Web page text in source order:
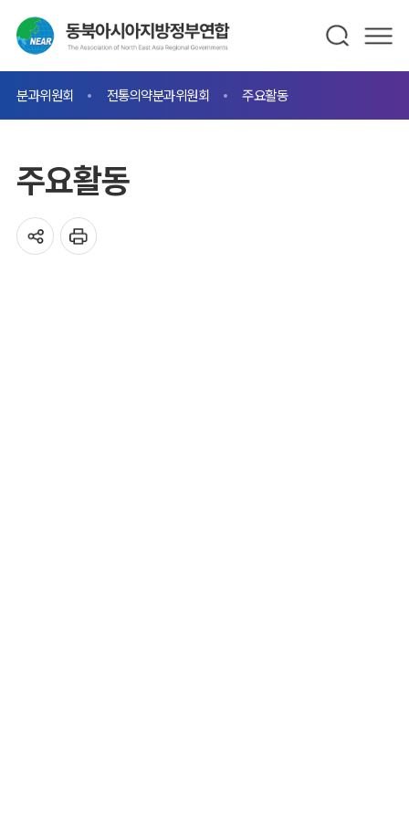
분과위원회 전통의약분과위원회 주요활동
주요활동